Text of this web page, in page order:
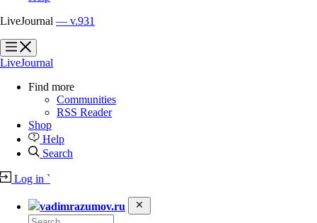
LiveJournal — v.931
?
?
LiveJournal
Find more
Communities
RSS Reader
Shop
Help
Search
Log in `
vadimrazumov.ru